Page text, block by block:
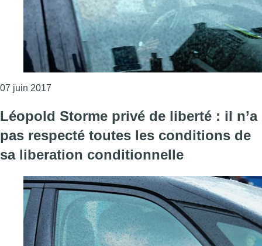
07 juin 2017
Léopold Storme privé de liberté : il n’a
pas respecté toutes les conditions de
sa liberation conditionnelle